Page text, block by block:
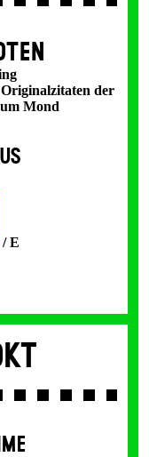
der
Mond
/ E